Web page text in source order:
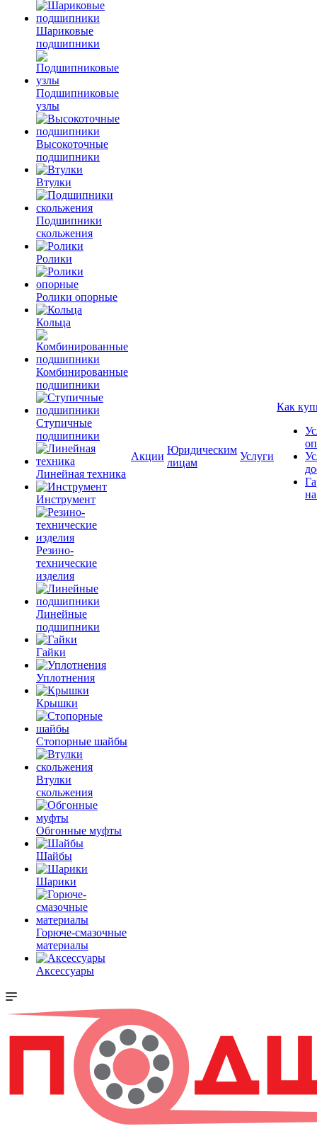
Шариковые
подшипники
Подшипниковые
узлы
Высокоточные
подшипники
Втулки
Подшипники
скольжения
Ролики
Ролики опорные
Кольца
Комбинированные
подшипники
Ступичные
подшипники
Линейная техника
Инструмент
Резино-
технические
изделия
Линейные
подшипники
Гайки
Уплотнения
Крышки
Стопорные шайбы
Втулки
скольжения
Обгонные муфты
Шайбы
Шарики
Горюче-смазочные
материалы
Аксессуары
Акции
Юридическим
лицам
Услуги
Как